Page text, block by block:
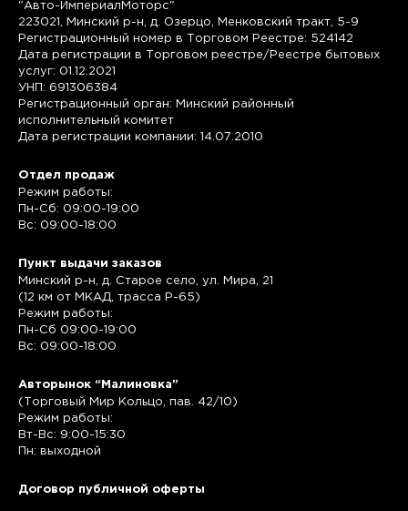
"Авто-ИмпериалМоторс"
223021, Минский р-н, д. Озерцо, Менковский тракт, 5-9
Регистрационный номер в Торговом Реестре: 524142
Дата регистрации в Торговом реестре/Реестре бытовых
услуг: 01.12.2021
УНП: 691306384
Регистрационный орган: Минский районный
исполнительный комитет
Дата регистрации компании: 14.07.2010
Отдел продаж
Режим работы:
Пн-Сб: 09:00-19:00
Вс: 09:00-18:00
Пункт выдачи заказов
Минский р-н, д. Старое село, ул. Мира, 21
(12 км от МКАД, трасса P-65)
Режим работы:
Пн-Сб 09:00-19:00
Вс: 09:00-18:00
Авторынок “Малиновка”
(Торговый Мир Кольцо, пав. 42/10)
Режим работы:
Вт-Вс: 9:00-15:30
Пн: выходной
Договор публичной оферты